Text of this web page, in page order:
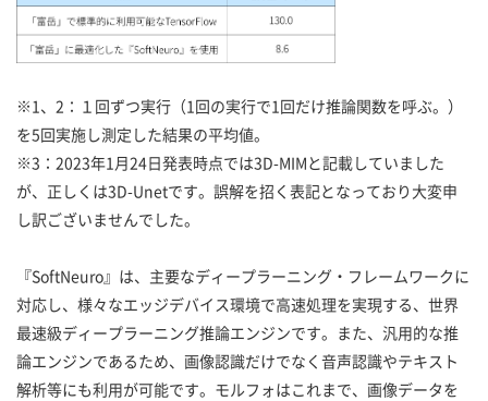
※1、2：１回ずつ実行（1回の実行で1回だけ推論関数を呼ぶ。）
を5回実施し測定した結果の平均値。
※3：2023年1月24日発表時点では3D-MIMと記載していました
が、正しくは3D-Unetです。誤解を招く表記となっており大変申
し訳ございませんでした。
『SoftNeuro』は、主要なディープラーニング・フレームワークに
対応し、様々なエッジデバイス環境で高速処理を実現する、世界
最速級ディープラーニング推論エンジンです。また、汎用的な推
論エンジンであるため、画像認識だけでなく音声認識やテキスト
解析等にも利用が可能です。モルフォはこれまで、画像データを